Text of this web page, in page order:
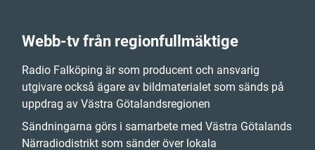
Webb-tv från regionfullmäktige
Radio Falköping är som producent och ansvarig
utgivare också ägare av bildmaterialet som sänds på
uppdrag av Västra Götalandsregionen
Sändningarna görs i samarbete med Västra Götalands
Närradiodistrikt som sänder över lokala